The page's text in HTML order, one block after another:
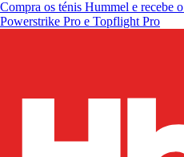
Compra os ténis Hummel e recebe o
Powerstrike Pro e Topflight Pro